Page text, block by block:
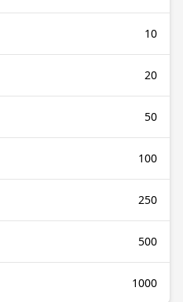
10
20
50
100
250
500
1000